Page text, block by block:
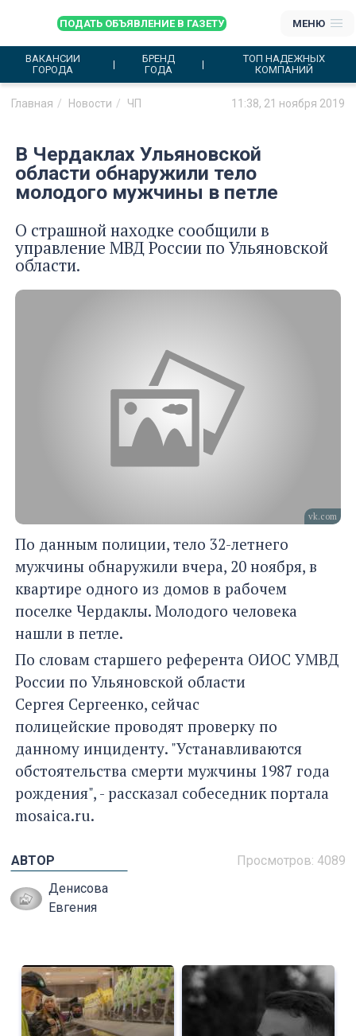
ПОДАТЬ ОБЪЯВЛЕНИЕ В ГАЗЕТУ МЕНЮ
ВАКАНСИИ
ГОРОДА
БРЕНД
ГОДА
ТОП НАДЕЖНЫХ
КОМПАНИЙ
Главная Новости ЧП 11:38, 21 ноября 2019
В Чердаклах Ульяновской
области обнаружили тело
молодого мужчины в петле
О страшной находке сообщили в
управление МВД России по Ульяновской
области.
vk.com
По данным полиции, тело 32-летнего
мужчины обнаружили вчера, 20 ноября, в
квартире одного из домов в рабочем
поселке Чердаклы. Молодого человека
нашли в петле.
По словам старшего референта ОИОС УМВД
России по Ульяновской области
Сергея Сергеенко, сейчас
полицейские проводят проверку по
данному инциденту. "Устанавливаются
обстоятельства смерти мужчины 1987 года
рождения", - рассказал собеседник портала
mosaica.ru.
Просмотров: 4089
АВТОР
Денисова
Евгения